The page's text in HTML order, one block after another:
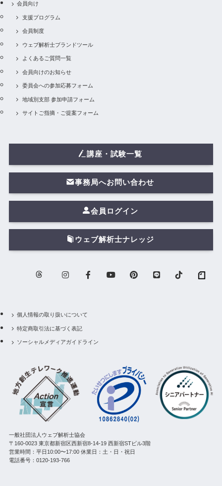
会員向け
支援プログラム
会員制度
ウェブ解析士ブランドツール
よくあるご質問一覧
会員向けのお知らせ
委員会への参加応募フォーム
地域別支部 参加申請フォーム
サイトご指摘・ご提案フォーム
講座・試験一覧
事務局へお問い合わせ
会員ログイン
ウェブ解析士ナレッジ
個人情報の取り扱いについて
特定商取引法に基づく表記
ソーシャルメディアガイドライン
一般社団法人ウェブ解析士協会
〒160-0023 東京都新宿区西新宿8-14-19 西新宿STビル3階
営業時間：平日10:00〜17:00 休業日：土・日・祝日
電話番号：0120-193-766